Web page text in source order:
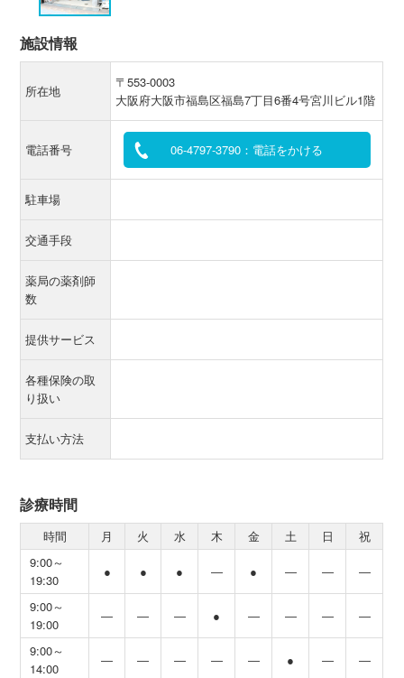
施設情報
所在地
〒553-0003
大阪府大阪市福島区福島7丁目6番4号宮川ビル1階
電話番号 06-4797-3790：電話をかける
駐車場
交通手段
薬局の薬剤師
数
提供サービス
各種保険の取
り扱い
支払い方法
診療時間
時間 月 火 水 木 金 土 日
祝
9:00～
19:30
● ● ● ― ● ― ― ―
9:00～
19:00
― ― ― ● ― ― ― ―
9:00～
14:00
― ― ― ― ― ● ― ―